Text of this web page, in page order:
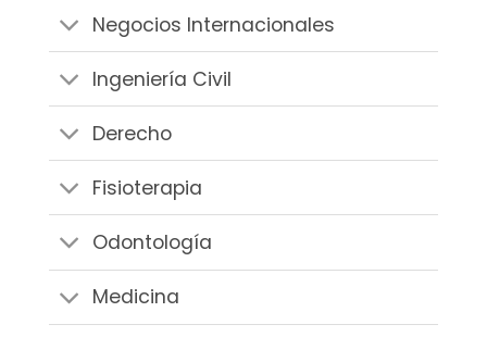
Negocios Internacionales
Ingeniería Civil
Derecho
Fisioterapia
Odontología
Medicina